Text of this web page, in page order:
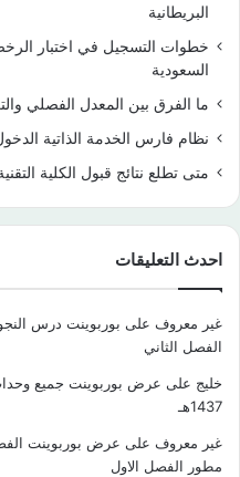
البريطانية
خطوات التسجيل في اختبار
السعودية
ما الفرق بين المعدل الفصلي
نظام فارس الخدمة الذاتية الدخول
متى تطلع نتائج قبول الكلية التقنية
احدث التعليقات
غير معروف على بوربوينت درس
الفصل الثاني
خليج على عرض بوربوينت جميع
1437هـ
غير معروف على عرض بوربوينت
مطور الفصل الاول